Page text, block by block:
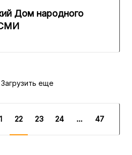
Дом народного
СМИ
Загрузить еще
22 23 24 ... 47